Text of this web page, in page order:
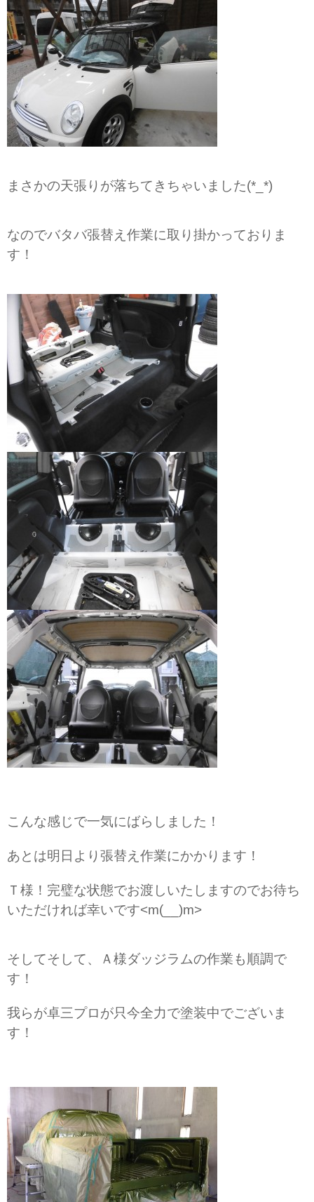
まさかの天張りが落ちてきちゃいました(*_*)
なのでバタバ張替え作業に取り掛かっておりま
す！
こんな感じで一気にばらしました！
あとは明日より張替え作業にかかります！
Ｔ様！完璧な状態でお渡しいたしますのでお待ち
いただければ幸いです<m(__)m>
そしてそして、Ａ様ダッジラムの作業も順調で
す！
我らが卓三プロが只今全力で塗装中でございま
す！